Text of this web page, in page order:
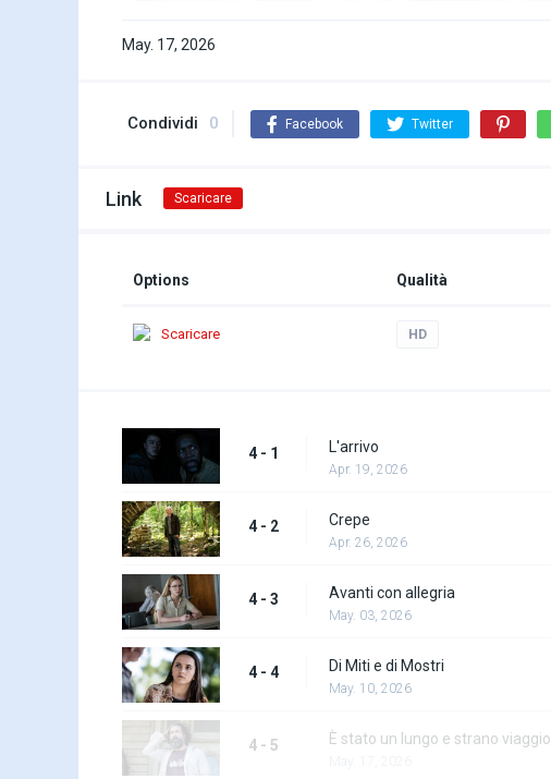
May. 17, 2026
Condividi 0 Facebook Twitter
Link Scaricare
Options Qualità
Scaricare HD
4 - 1 L'arrivo
Apr. 19, 2026
4 - 2 Crepe
Apr. 26, 2026
4 - 3 Avanti con allegria
May. 03, 2026
4 - 4 Di Miti e di Mostri
May. 10, 2026
4 - 5 È stato un lungo e strano viaggio